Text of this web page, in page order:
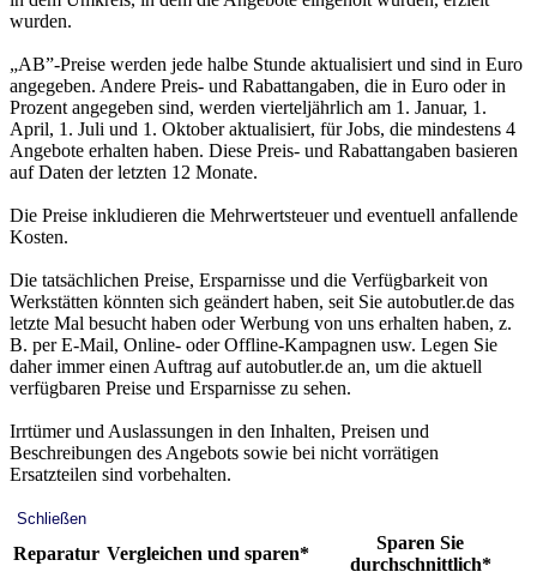
wurden.
„AB”-Preise werden jede halbe Stunde aktualisiert und sind in Euro
angegeben. Andere Preis- und Rabattangaben, die in Euro oder in
Prozent angegeben sind, werden vierteljährlich am 1. Januar, 1.
April, 1. Juli und 1. Oktober aktualisiert, für Jobs, die mindestens 4
Angebote erhalten haben. Diese Preis- und Rabattangaben basieren
auf Daten der letzten 12 Monate.
Die Preise inkludieren die Mehrwertsteuer und eventuell anfallende
Kosten.
Die tatsächlichen Preise, Ersparnisse und die Verfügbarkeit von
Werkstätten könnten sich geändert haben, seit Sie autobutler.de das
letzte Mal besucht haben oder Werbung von uns erhalten haben, z.
B. per E-Mail, Online- oder Offline-Kampagnen usw. Legen Sie
daher immer einen Auftrag auf autobutler.de an, um die aktuell
verfügbaren Preise und Ersparnisse zu sehen.
Irrtümer und Auslassungen in den Inhalten, Preisen und
Beschreibungen des Angebots sowie bei nicht vorrätigen
Ersatzteilen sind vorbehalten.
Schließen
Reparatur Vergleichen und sparen*
Sparen Sie
durchschnittlich*